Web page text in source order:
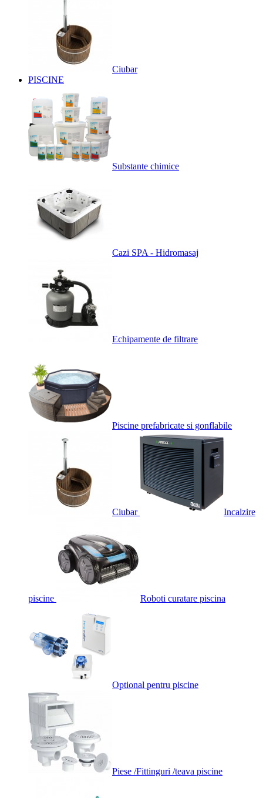
Ciubar
PISCINE
Substante chimice
Cazi SPA - Hidromasaj
Echipamente de filtrare
Piscine prefabricate si gonflabile
Ciubar Incalzire
piscine Roboti curatare piscina
Optional pentru piscine
Piese /Fittinguri /teava piscine